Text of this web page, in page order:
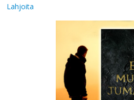
Lahjoita